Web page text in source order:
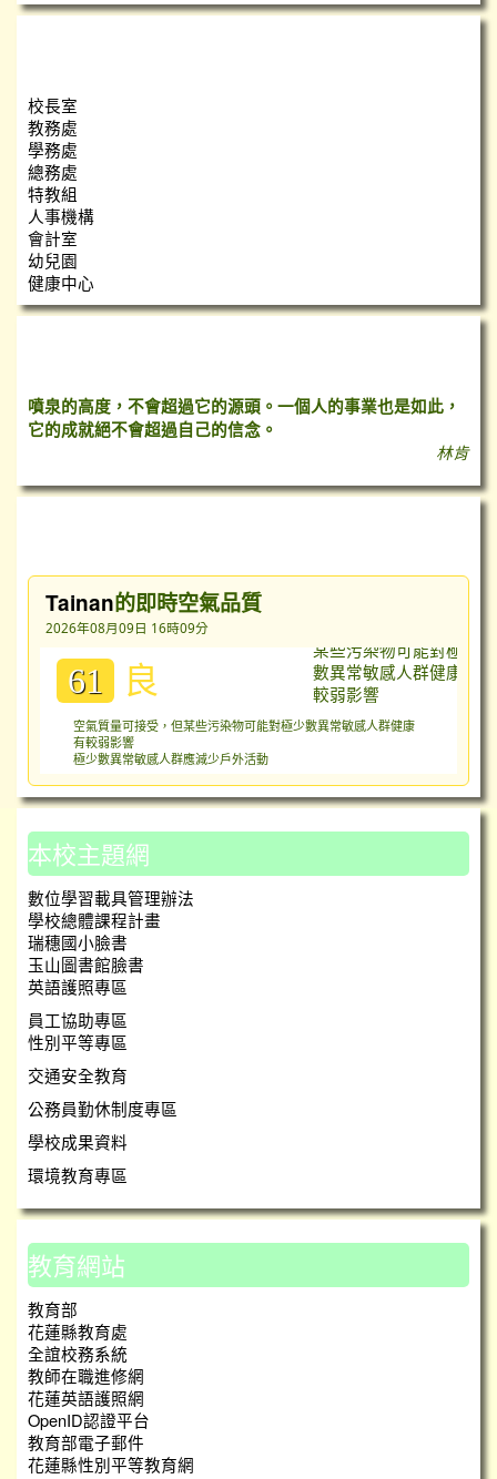
校長室
教務處
學務處
總務處
特教組
人事機構
會計室
幼兒園
健康中心
噴泉的高度，不會超過它的源頭。一個人的事業也是如此，
它的成就絕不會超過自己的信念。
林肯
Tainan的即時空氣品質
2026年08月09日 16時09分
61 良
空氣質量可接受，但某些污染物可能對極少數異常敏感人群健康
有較弱影響
極少數異常敏感人群應減少戶外活動
本校主題網
數位學習載具管理辦法
學校總體課程計畫
瑞穗國小臉書
玉山圖書館臉書
英語護照專區
員工協助專區
性別平等專區
交通安全教育
公務員勤休制度專區
學校成果資料
環境教育專區
教育網站
教育部
花蓮縣教育處
全誼校務系統
教師在職進修網
花蓮英語護照網
OpenID認證平台
教育部電子郵件
花蓮縣性別平等教育網